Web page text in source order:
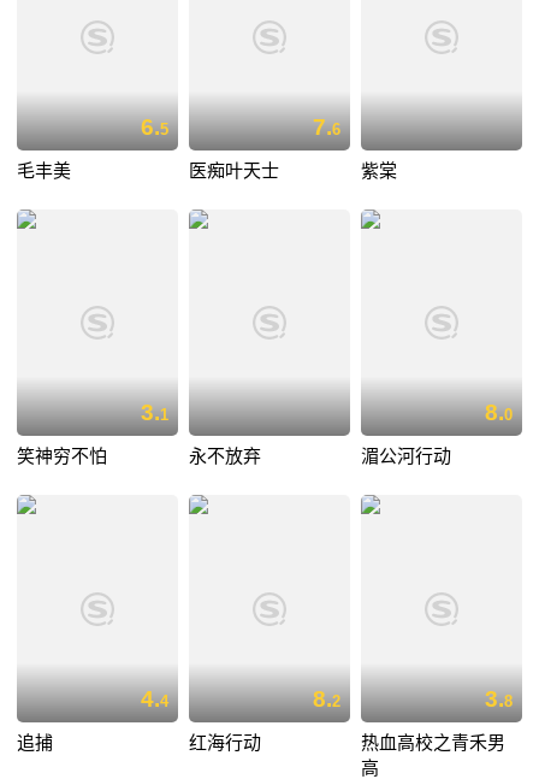
6.5
毛丰美
7.6
医痴叶天士 紫棠
3.1
笑神穷不怕 永不放弃
8.0
湄公河行动
4.4
追捕
8.2
红海行动
3.8
热血高校之青禾男
高